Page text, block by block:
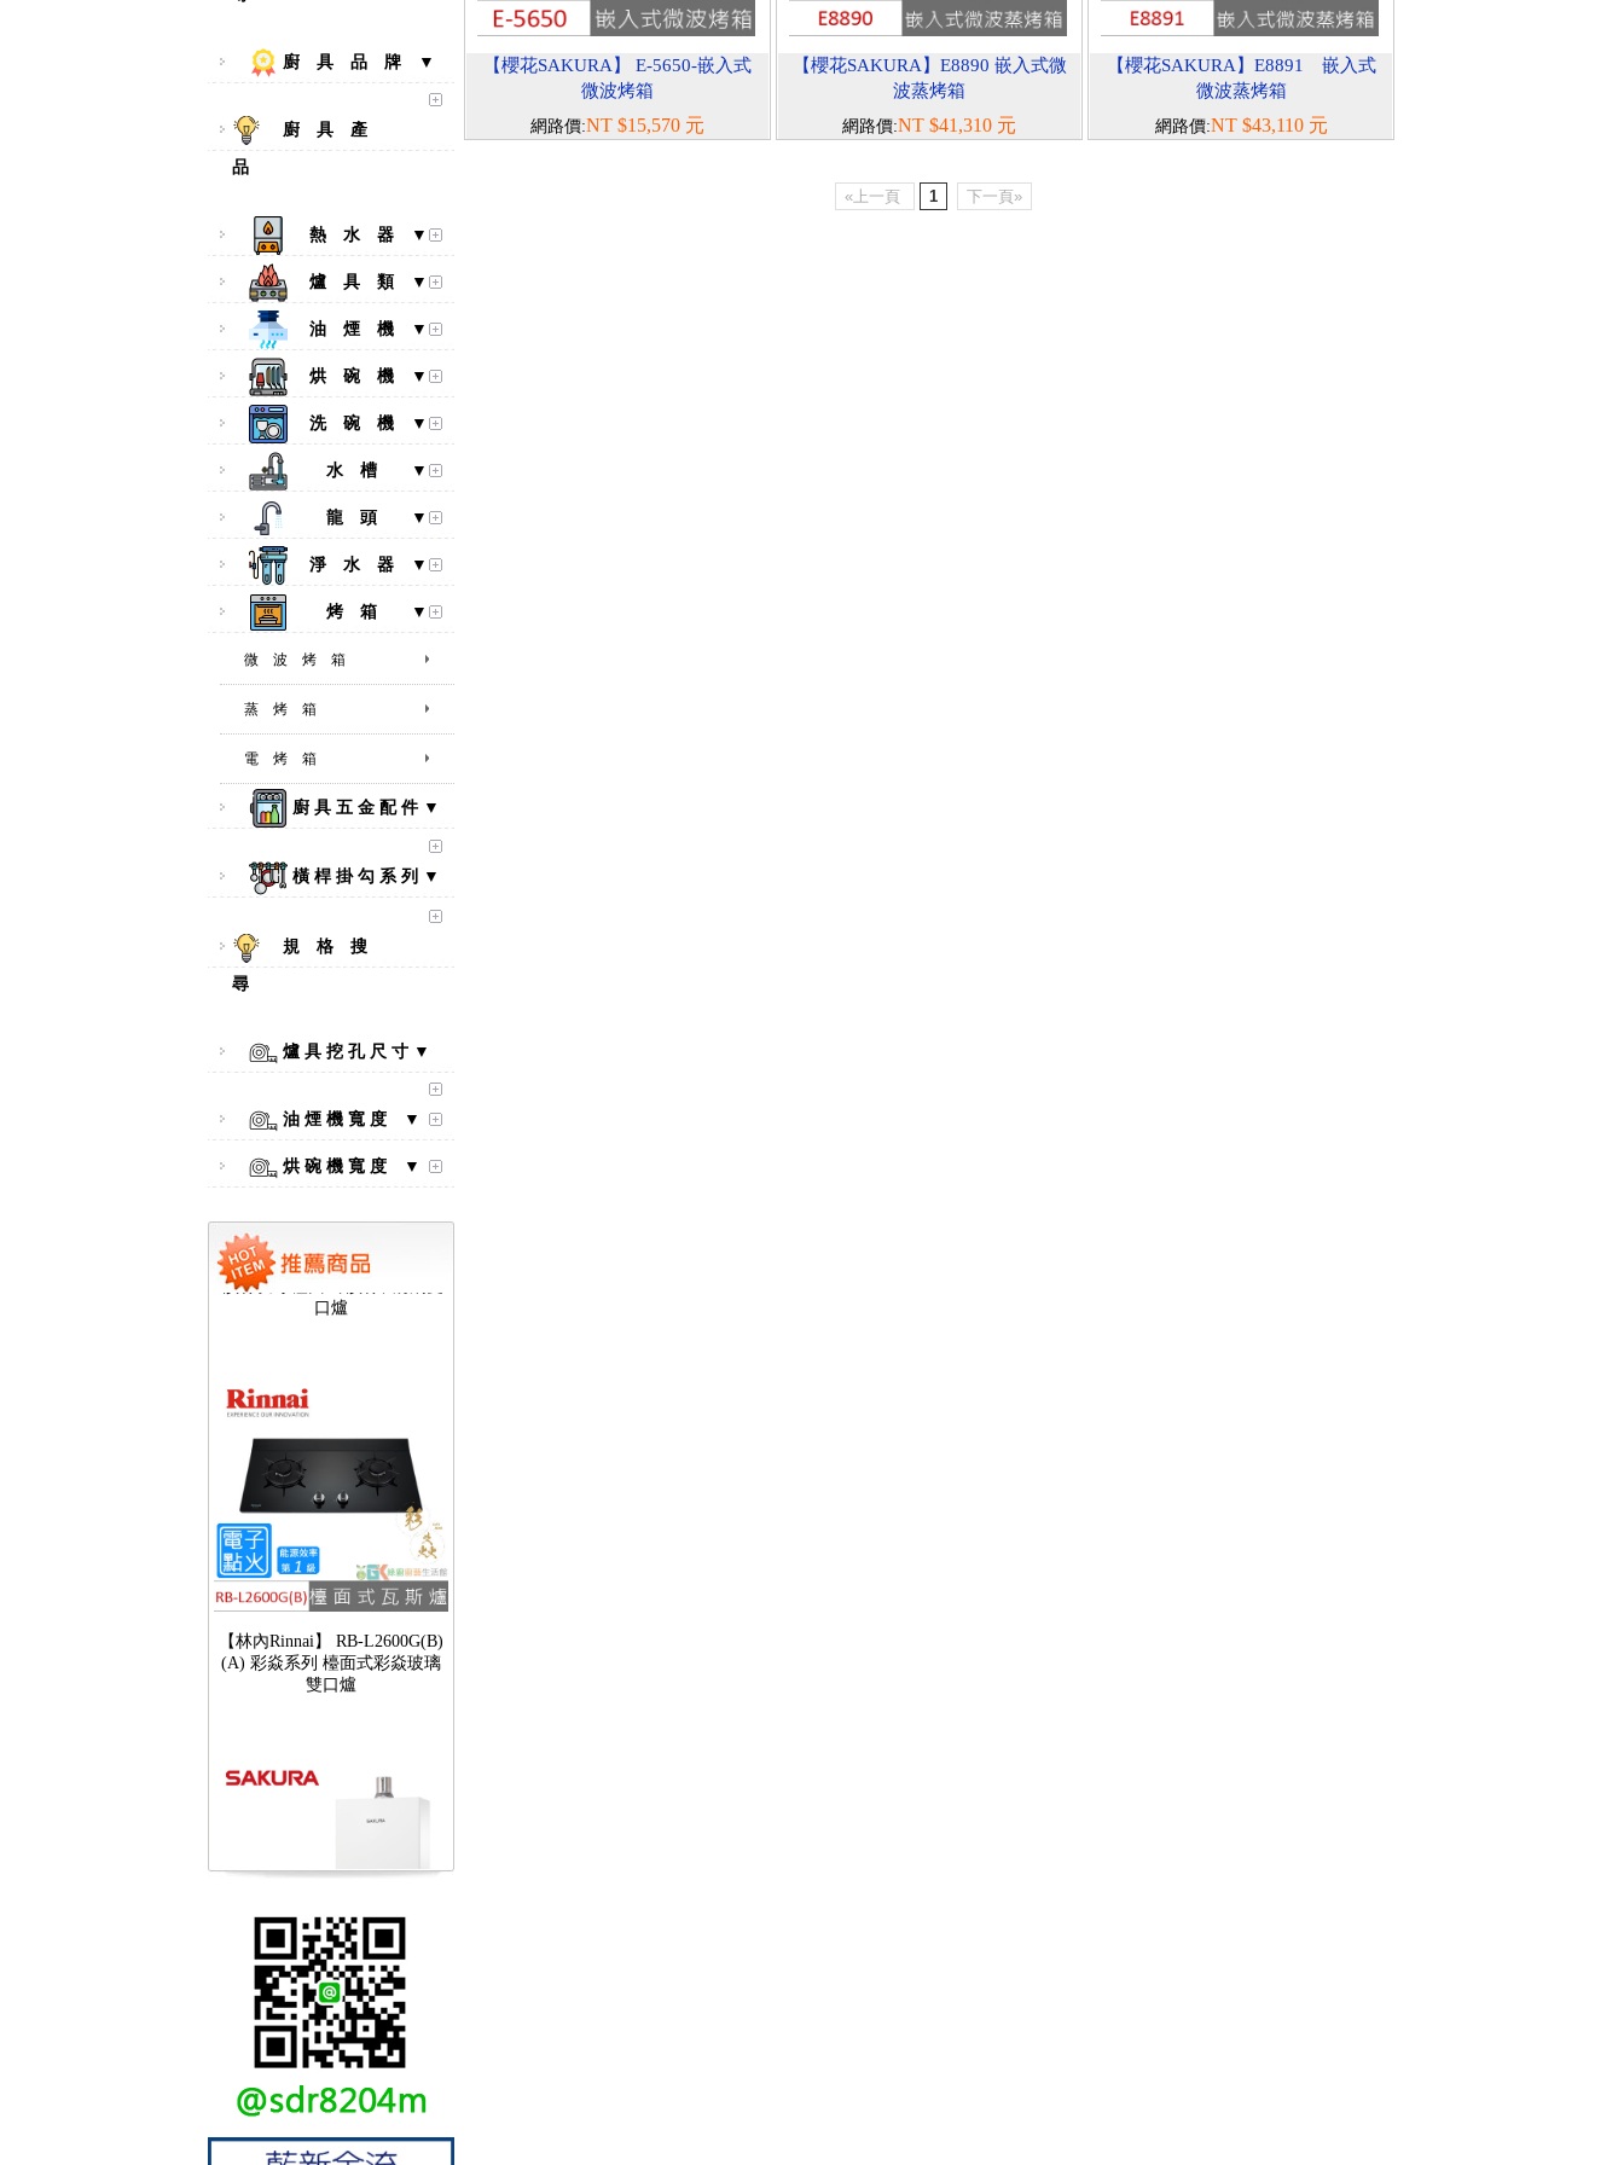
廚 具 品 牌 ▼
廚 具 產
品
熱 水 器 ▼
爐 具 類 ▼
油 煙 機 ▼
烘 碗 機 ▼
洗 碗 機 ▼
水 槽 ▼
龍 頭 ▼
淨 水 器 ▼
烤 箱 ▼
微 波 烤 箱
蒸 烤 箱
電 烤 箱
廚 具 五 金 配 件 ▼
橫 桿 掛 勾 系 列 ▼
規 格 搜
尋
爐 具 挖 孔 尺 寸 ▼
油 煙 機 寬 度 ▼
烘 碗 機 寬 度 ▼
【林內Rinnai】 RB-L2600S(A)
彩焱系列 檯面式彩焱不銹鋼雙
口爐
【林內Rinnai】 RB-L2600G(B)
(A) 彩焱系列 檯面式彩焱玻璃
雙口爐
【櫻花SAKURA】 DH-1605A
16公升/分 數位恆溫 LCD溫度設
定 分段火排
【櫻花SAKURA】 E-5650-嵌入式
微波烤箱
網路價:NT $15,570 元
【櫻花SAKURA】E8890 嵌入式微
波蒸烤箱
網路價:NT $41,310 元
【櫻花SAKURA】E8891 嵌入式
微波蒸烤箱
網路價:NT $43,110 元
«上一頁 1 下一頁»